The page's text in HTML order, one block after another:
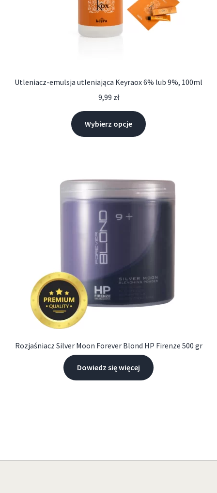
Utleniacz-emulsja utleniająca Keyraox 6% lub 9%, 100ml
9,99 zł
Wybierz opcje
Rozjaśniacz Silver Moon Forever Blond HP Firenze 500 gr
Dowiedz się więcej